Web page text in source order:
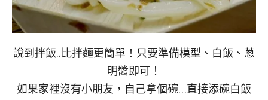
說到拌飯..比拌麵更簡單！只要準備模型、白飯、蔥
明醬即可！
如果家裡沒有小朋友，自己拿個碗…直接添碗白飯